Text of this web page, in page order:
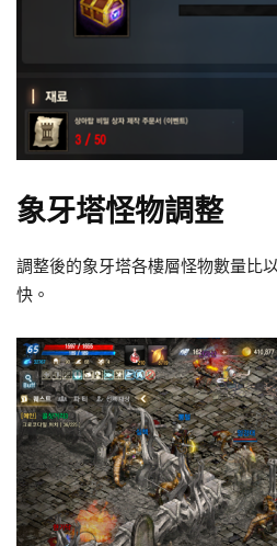
象牙塔怪物調整
調整後的象牙塔各樓層怪物數量比
快。